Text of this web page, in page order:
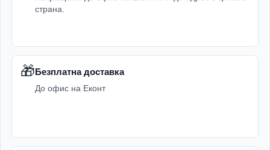
страна.
🎁Безплатна доставка
До офис на Еконт